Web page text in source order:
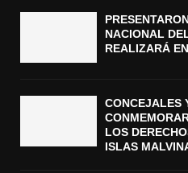
NACIONAL
REALIZARÁ
CONCEJALES
LOS
ISLAS